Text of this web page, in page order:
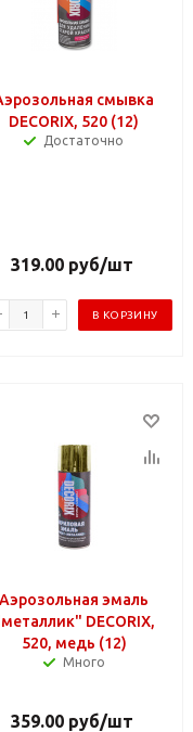
смывка
DECORIX, 520 (12)
Достаточно
319.00руб/шт
В КОРЗИНУ
Аэрозольная эмаль
DECORIX,
520, медь (12)
Много
359.00руб/шт